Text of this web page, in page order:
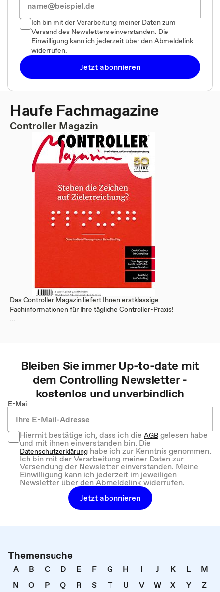
Ich bin mit der Verarbeitung meiner Daten zum
Versand des Newsletters einverstanden. Die
Einwilligung kann ich jederzeit über den Abmeldelink
widerrufen.
Jetzt abonnieren
Haufe Fachmagazine
Controller Magazin
Das Controller Magazin liefert Ihnen erstklassige
Fachinformationen für Ihre tägliche Controller-Praxis!
...
Bleiben Sie immer Up-to-date mit
dem Controlling Newsletter -
kostenlos und unverbindlich
E-Mail
Hiermit bestätige ich, dass ich dieAGBgelesen habe
und mit ihnen einverstanden bin. Die
Datenschutzerklärung habe ich zur Kenntnis genommen.
Ich bin mit der Verarbeitung meiner Daten zur
Versendung der Newsletter einverstanden. Meine
Einwilligung kann ich jederzeit im jeweiligen
Newsletter über den Abmeldelink widerrufen.
Jetzt abonnieren
Themensuche
A B C D E F G H I J K L
M
N
O P Q R S T U V W X Y
Z